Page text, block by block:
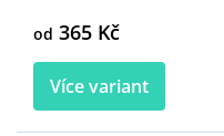
od 365 Kč
Více variant